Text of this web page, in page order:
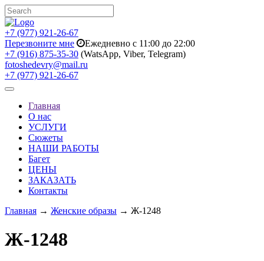
+7 (977) 921-26-67
Перезвоните мне
Ежедневно с 11:00 до 22:00
+7 (916) 875-35-30 (WatsApp, Viber, Telegram)
fotoshedevry@mail.ru
+7 (977) 921-26-67
Toggle
navigationГлавная
О нас
УСЛУГИ
Сюжеты
НАШИ РАБОТЫ
Багет
ЦЕНЫ
ЗАКАЗАТЬ
Контакты
Главная → Женские образы → Ж-1248
Ж-1248